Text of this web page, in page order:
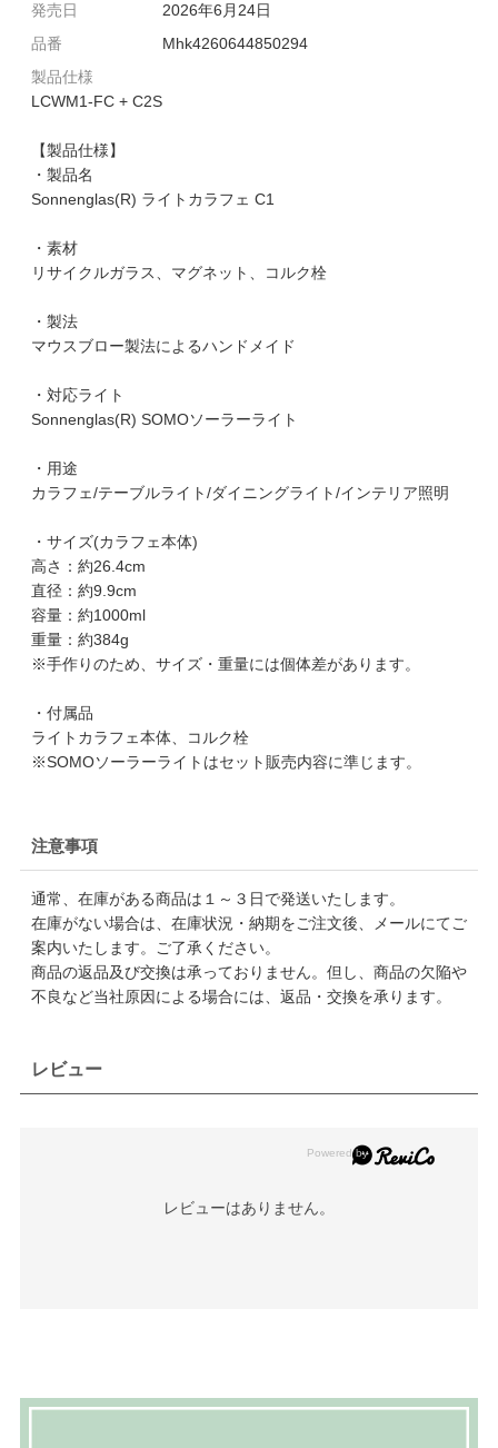
発売日
2026年6月24日
品番
Mhk4260644850294
製品仕様
LCWM1-FC + C2S
【製品仕様】
・製品名
Sonnenglas(R) ライトカラフェ C1
・素材
リサイクルガラス、マグネット、コルク栓
・製法
マウスブロー製法によるハンドメイド
・対応ライト
Sonnenglas(R) SOMOソーラーライト
・用途
カラフェ/テーブルライト/ダイニングライト/インテリア照明
・サイズ(カラフェ本体)
高さ：約26.4cm
直径：約9.9cm
容量：約1000ml
重量：約384g
※手作りのため、サイズ・重量には個体差があります。
・付属品
ライトカラフェ本体、コルク栓
※SOMOソーラーライトはセット販売内容に準じます。
注意事項
通常、在庫がある商品は１～３日で発送いたします。
在庫がない場合は、在庫状況・納期をご注文後、メールにてご
案内いたします。ご了承ください。
商品の返品及び交換は承っておりません。但し、商品の欠陥や
不良など当社原因による場合には、返品・交換を承ります。
レビュー
レビューはありません。